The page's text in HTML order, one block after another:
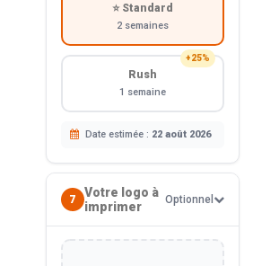
⭐ Standard
2 semaines
+25%
Rush
1 semaine
Date estimée : 22 août 2026
7
Votre logo à
imprimer
Optionnel